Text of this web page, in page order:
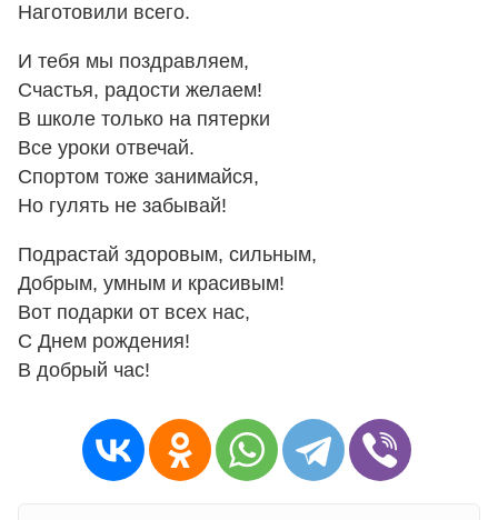
Наготовили всего.
И тебя мы поздравляем,
Счастья, радости желаем!
В школе только на пятерки
Все уроки отвечай.
Спортом тоже занимайся,
Но гулять не забывай!
Подрастай здоровым, сильным,
Добрым, умным и красивым!
Вот подарки от всех нас,
С Днем рождения!
В добрый час!